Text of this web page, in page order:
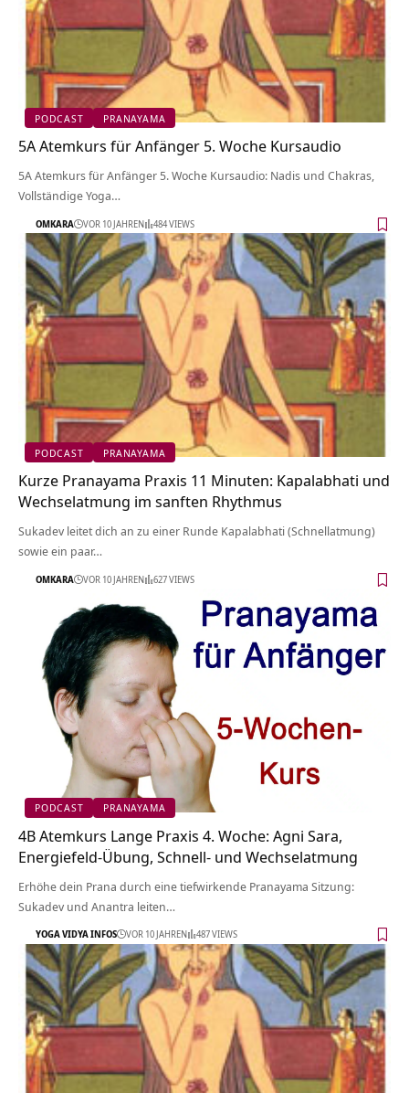
PODCAST PRANAYAMA
5A Atemkurs für Anfänger 5. Woche Kursaudio
5A Atemkurs für Anfänger 5. Woche Kursaudio: Nadis und Chakras,
Vollständige Yoga…
OMKARA VOR 10 JAHREN 484 VIEWS
PODCAST PRANAYAMA
Kurze Pranayama Praxis 11 Minuten: Kapalabhati und
Wechselatmung im sanften Rhythmus
Sukadev leitet dich an zu einer Runde Kapalabhati (Schnellatmung)
sowie ein paar…
OMKARA VOR 10 JAHREN 627 VIEWS
PODCAST PRANAYAMA
4B Atemkurs Lange Praxis 4. Woche: Agni Sara,
Energiefeld-Übung, Schnell- und Wechselatmung
Erhöhe dein Prana durch eine tiefwirkende Pranayama Sitzung:
Sukadev und Anantra leiten…
YOGA VIDYA INFOS VOR 10 JAHREN 487 VIEWS